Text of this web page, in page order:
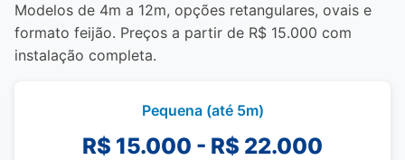
Modelos de 4m a 12m, opções retangulares, ovais e
formato feijão. Preços a partir de R$ 15.000 com
instalação completa.
Pequena (até 5m)
R$ 15.000 - R$ 22.000